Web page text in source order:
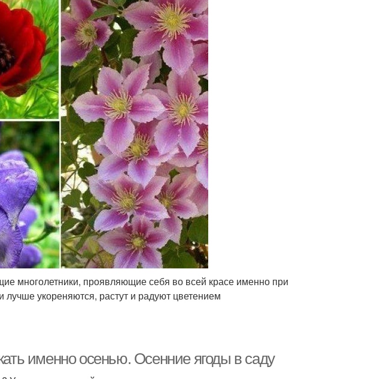
многолетники, проявляющие себя во всей красе именно при
лучше укореняются, растут и радуют цветением
именно осенью. Осенние ягоды в саду